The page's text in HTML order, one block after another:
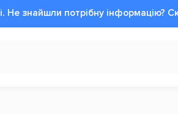
Не знайшли потрібну інформацію?